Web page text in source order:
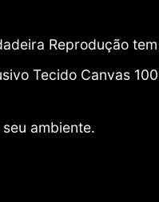
Reprodução
Tecido Canvas
ambiente.